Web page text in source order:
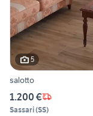
5
salotto
1.200 €
Sassari(SS)